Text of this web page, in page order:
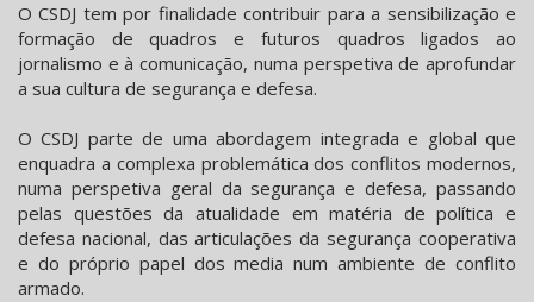
O CSDJ tem por finalidade contribuir para a sensibilização e
formação de quadros e futuros quadros ligados ao
jornalismo e à comunicação, numa perspetiva de aprofundar
a sua cultura de segurança e defesa.
O CSDJ parte de uma abordagem integrada e global que
enquadra a complexa problemática dos conflitos modernos,
numa perspetiva geral da segurança e defesa, passando
pelas questões da atualidade em matéria de política e
defesa nacional, das articulações da segurança cooperativa
e do próprio papel dosmedia num ambiente de conflito
armado.